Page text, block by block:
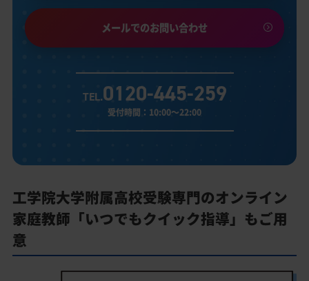
メールでのお問い合わせ
TEL.0120-445-259
受付時間：10:00～22:00
工学院大学附属高校受験専門のオンライン
家庭教師「いつでもクイック指導」もご用
意